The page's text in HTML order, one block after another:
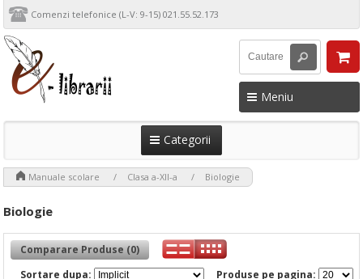
Comenzi telefonice (L-V: 9-15) 021.55.52.173
Meniu
Categorii
Manuale scolare Clasa a-XII-a Biologie
Biologie
Comparare Produse (0)
Produse pe pagina:
Sortare dupa: